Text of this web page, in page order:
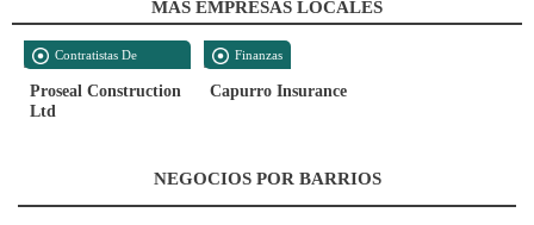
MÁS EMPRESAS LOCALES
Contratistas De
Construcción
Proseal Construction
Ltd
Finanzas
Capurro Insurance
NEGOCIOS POR BARRIOS